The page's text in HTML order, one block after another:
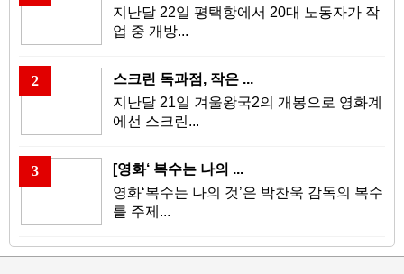
지난달 22일 평택항에서 20대 노동자가 작
업 중 개방...
2
스크린 독과점, 작은 ...
지난달 21일 겨울왕국2의 개봉으로 영화계
에선 스크린...
3
[영화‘ 복수는 나의 ...
영화‘복수는 나의 것’은 박찬욱 감독의 복수
를 주제...